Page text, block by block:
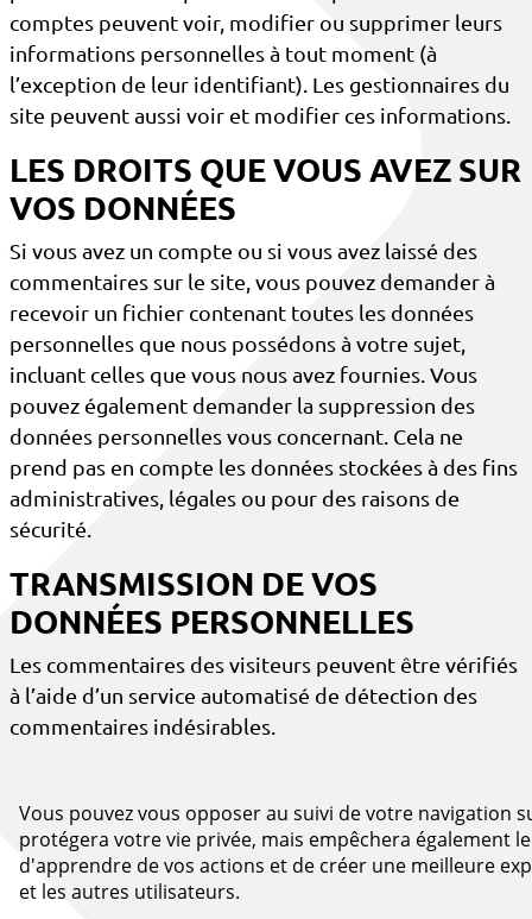
comptes peuvent voir, modifier ou supprimer leurs
informations personnelles à tout moment (à
l’exception de leur identifiant). Les gestionnaires du
site peuvent aussi voir et modifier ces informations.
LES DROITS QUE VOUS AVEZ SUR
VOS DONNÉES
Si vous avez un compte ou si vous avez laissé des
commentaires sur le site, vous pouvez demander à
recevoir un fichier contenant toutes les données
personnelles que nous possédons à votre sujet,
incluant celles que vous nous avez fournies. Vous
pouvez également demander la suppression des
données personnelles vous concernant. Cela ne
prend pas en compte les données stockées à des fins
administratives, légales ou pour des raisons de
sécurité.
TRANSMISSION DE VOS
DONNÉES PERSONNELLES
Les commentaires des visiteurs peuvent être vérifiés
à l’aide d’un service automatisé de détection des
commentaires indésirables.